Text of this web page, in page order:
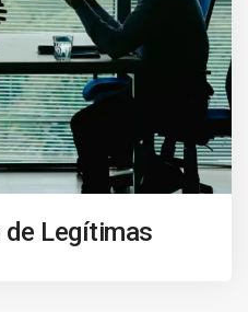
de Legítimas